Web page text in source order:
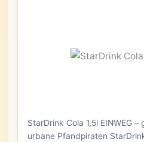
StarDrink Cola 1,5l EINWEG
urbane Pfandpiraten